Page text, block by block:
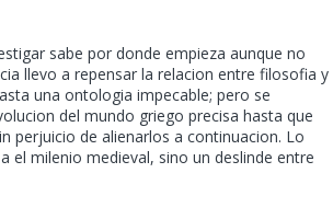
sabe por donde empieza aunque no
llevo a repensar la relacion entre filosofia y
una ontologia impecable; pero se
del mundo griego precisa hasta que
perjuicio de alienarlos a continuacion. Lo
el milenio medieval, sino un deslinde entre